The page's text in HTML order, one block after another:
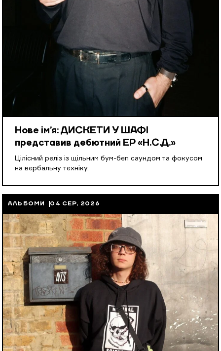
Нове ім’я: ДИСКЕТИ У ШАФІ
представив дебютний EP «Н.С.Д.»
Цілісний реліз із щільним бум-беп саундом та фокусом
на вербальну техніку.
АЛЬБОМИ 04 СЕР, 2026